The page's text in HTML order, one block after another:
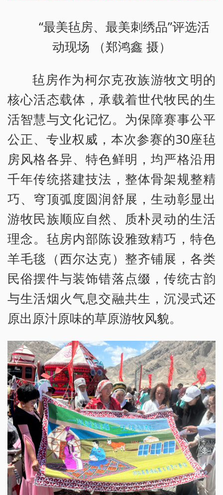
“最美毡房、最美刺绣品”评选活
动现场 （郑鸿鑫 摄）
毡房作为柯尔克孜族游牧文明的
核心活态载体，承载着世代牧民的生
活智慧与文化记忆。为保障赛事公平
公正、专业权威，本次参赛的30座毡
房风格各异、特色鲜明，均严格沿用
千年传统搭建技法，整体骨架规整精
巧、穹顶弧度圆润舒展，生动彰显出
游牧民族顺应自然、质朴灵动的生活
理念。毡房内部陈设雅致精巧，特色
羊毛毯（西尔达克）整齐铺展，各类
民俗摆件与装饰错落点缀，传统古韵
与生活烟火气息交融共生，沉浸式还
原出原汁原味的草原游牧风貌。